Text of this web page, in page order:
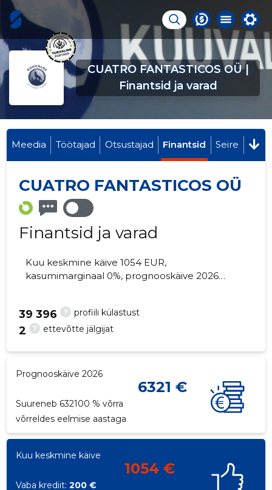
CUATRO FANTASTICOS OÜ |
Finantsid ja varad
Meedia Töötajad Otsustajad Finantsid Seire
CUATRO FANTASTICOS OÜ
Finantsid ja varad
Kuu keskmine käive 1054 EUR,
kasumimarginaal 0%, prognooskäive 2026
? profiili külastust
39 396
? ettevõtte jälgijat
2
Prognooskäive 2026
6321 €
Suureneb 632100 % võrra
võrreldes eelmise aastaga
Kuu keskmine käive
1054 €
Vaba krediit:200 €